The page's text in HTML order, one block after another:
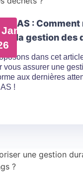
HAS : Comment
la gestion des
dans cet
vous assurer une
aux dernières
!